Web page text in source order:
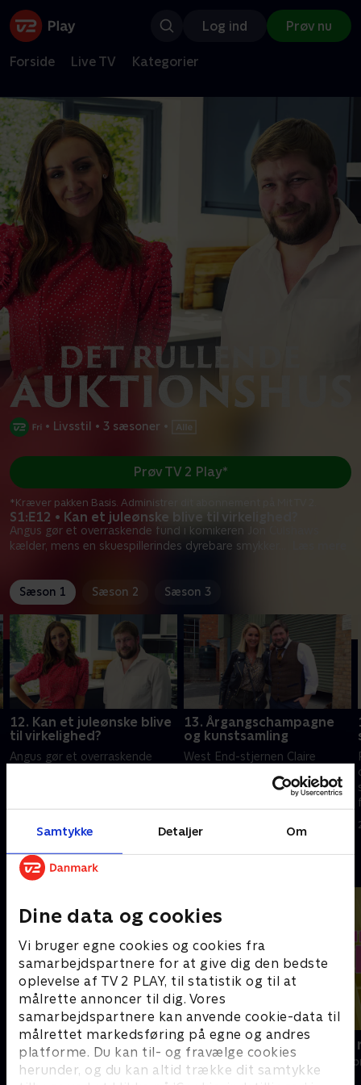
Samtykke Detaljer Om
Dine data og cookies
Vi bruger egne cookies og cookies fra
samarbejdspartnere for at give dig den bedste
oplevelse af TV 2 PLAY, til statistik og til at
målrette annoncer til dig. Vores
samarbejdspartnere kan anvende cookie-data til
målrettet markedsføring på egne og andres
platforme. Du kan til- og fravælge cookies
herunder, og du kan altid trække dit samtykke
Log ind Prøv nu
Forside Live TV Kategorier
• Livsstil • 3 sæsoner •
S1:E12 • Kan et juleønske blive til virkelighed?
Angus gør et overraskende fund i komikeren Jon Culshaws
kælder, mens en skuespillerindes dyrebare smykker
Prøv TV 2 Play*
*Kræver pakken Basis. Administrer dit abonnement på Mit TV 2.
Sæson 1 Sæson 2 Sæson 3
12. Kan et juleønske blive
til virkelighed?
Angus gør et overraskende
opmærksomhed på auktion.
13. Årgangschampagne
og kunstsamling
West End-stjernen Claire
overraskelse i sit soveværelse,
Christopher Biggins.
Andre så også
Franske drømmeslotte
Livsstil • 6 sæsoner
Vi drukner i
Livsstil • 6